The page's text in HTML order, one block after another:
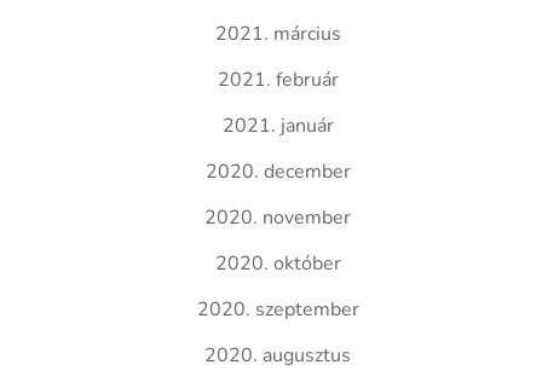
2021. március
2021. február
2021. január
2020. december
2020. november
2020. október
2020. szeptember
2020. augusztus